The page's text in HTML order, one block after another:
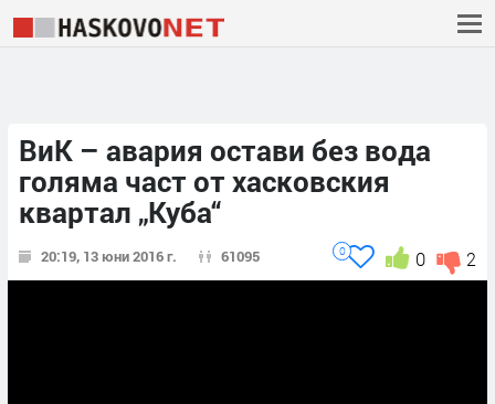
ВиК – авария остави без вода
голяма част от хасковския
квартал „Куба“
20:19, 13 юни 2016 г. 61095 2
0
0